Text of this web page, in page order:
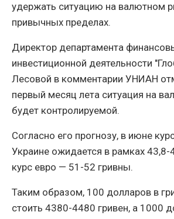
удержать ситуацию на валютном
привычных пределах.
Директор департамента
инвестиционной деятельности
Лесовой в комментарии УНИАН
первый месяц лета ситуация на
будет контролируемой.
Согласно его прогнозу, в июне
Украине ожидается в рамках 43,8-
курс евро — 51-52 гривны.
Таким образом, 100 долларов в
стоить 4380-4480 гривен, а 1000